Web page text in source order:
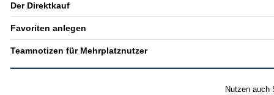
Der Direktkauf
Favoriten anlegen
Teamnotizen für Mehrplatznutzer
Nutzen auch